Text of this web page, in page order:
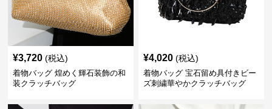
¥3,720 (税込)
着物バッグ 煌めく輝石装飾の和
装クラッチバッグ
¥4,020 (税込)
着物バッグ 宝石留め具付きビー
ズ刺繍華やかクラッチバッグ